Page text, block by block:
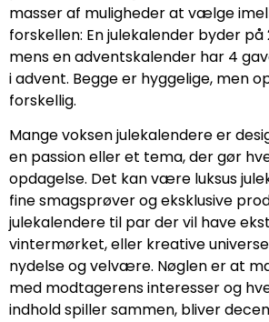
masser af muligheder at vælge
forskellen: En julekalender byder på
mens en adventskalender har 4
i advent. Begge er hyggelige, men
forskellig.
Mange voksen julekalendere er
en passion eller et tema, der gør
opdagelse. Det kan være luksus
fine smagsprøver og eksklusive
julekalendere til par der vil have
vintermørket, eller kreative
nydelse og velvære. Nøglen er at
med modtagerens interesser og
indhold spiller sammen, bliver